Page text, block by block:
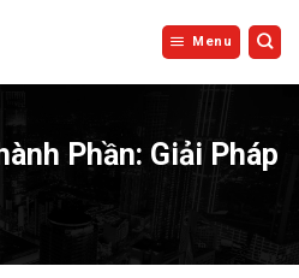
Menu
Phần: Giải Pháp